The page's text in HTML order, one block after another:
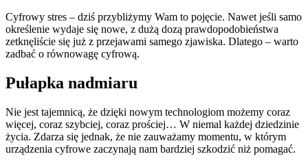
Cyfrowy stres – dziś przybliżymy Wam to pojęcie. Nawet jeśli samo
określenie wydaje się nowe, z dużą dozą prawdopodobieństwa
zetknęliście się już z przejawami samego zjawiska. Dlatego – warto
zadbać o równowagę cyfrową.
Pułapka nadmiaru
Nie jest tajemnicą, że dzięki nowym technologiom możemy coraz
więcej, coraz szybciej, coraz prościej… W niemal każdej dziedzinie
życia. Zdarza się jednak, że nie zauważamy momentu, w którym
urządzenia cyfrowe zaczynają nam bardziej szkodzić niż pomagać.